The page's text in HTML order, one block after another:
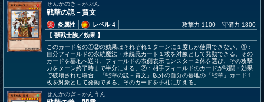
せんかのき－かぶん
戦華の詭－賈文
炎属性
レベル 4
【 獣戦士族／効果 】
攻撃力 1100 守備力 1800
このカード名の①②の効果はそれぞれ１ターンに１度しか使用できない。①：
自分フィールドの永続魔法・永続罠カード１枚を対象として発動できる。その
カードを墓地へ送り、フィールドの表側表示モンスター２体を選び、その攻撃
力をターン終了時まで半分にする。②：相手フィールドのカードが戦闘・効果
で破壊された場合、「戦華の詭－賈文」以外の自分の墓地の「戦華」カード１
枚を対象として発動できる。そのカードを手札に加える。
せんかのぎ－かんうん